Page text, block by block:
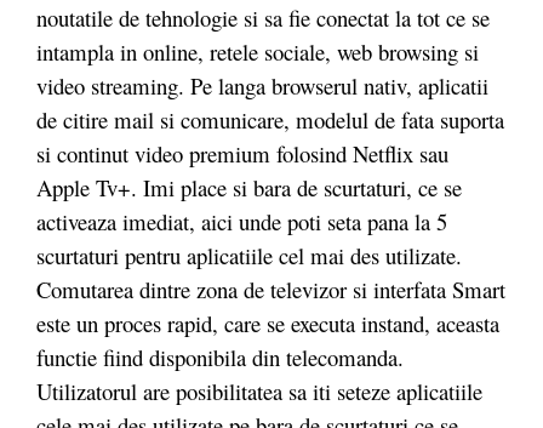
noutatile de tehnologie si sa fie conectat la tot ce se
intampla in online, retele sociale, web browsing si
video streaming. Pe langa browserul nativ, aplicatii
de citire mail si comunicare, modelul de fata suporta
si continut video premium folosind Netflix sau
Apple Tv+. Imi place si bara de scurtaturi, ce se
activeaza imediat, aici unde poti seta pana la 5
scurtaturi pentru aplicatiile cel mai des utilizate.
Comutarea dintre zona de televizor si interfata Smart
este un proces rapid, care se executa instand, aceasta
functie fiind disponibila din telecomanda.
Utilizatorul are posibilitatea sa iti seteze aplicatiile